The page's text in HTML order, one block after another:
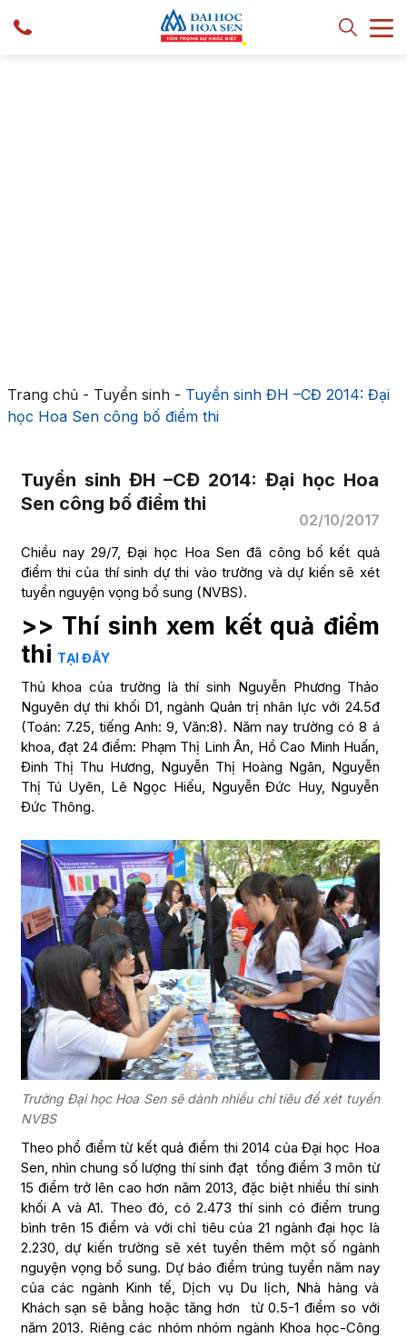
Trang chủ- Tuyển sinh- Tuyển sinh ĐH –CĐ 2014: Đại
học Hoa Sen công bố điểm thi
Tuyển sinh ĐH –CĐ 2014: Đại học Hoa
Sen công bố điểm thi
02/10/2017
Chiều nay 29/7, Đại học Hoa Sen đã công bố kết quả
điểm thi của thí sinh dự thi vào trường và dự kiến sẽ xét
tuyển nguyện vọng bổ sung (NVBS).
>> Thí sinh xem kết quả điểm
thi TẠI ĐÂY
Thủ khoa của trường là thí sinh Nguyễn Phương Thảo
Nguyên dự thi khối D1, ngành Quản trị nhân lực với 24.5đ
(Toán: 7.25, tiếng Anh: 9, Văn:8). Năm nay trường có 8 á
khoa, đạt 24 điểm: Phạm Thị Linh Ân, Hồ Cao Minh Huấn,
Đinh Thị Thu Hương, Nguyễn Thị Hoàng Ngân, Nguyễn
Thị Tú Uyên, Lê Ngọc Hiếu, Nguyễn Đức Huy, Nguyễn
Đức Thông.
Trường Đại học Hoa Sen sẽ dành nhiều chỉ tiêu để xét tuyển
NVBS
Theo phổ điểm từ kết quả điểm thi 2014 của Đại học Hoa
Sen, nhìn chung số lượng thí sinh đạt tổng điểm 3 môn từ
15 điểm trở lên cao hơn năm 2013, đặc biệt nhiều thí sinh
khối A và A1. Theo đó, có 2.473 thí sinh có điểm trung
bình trên 15 điểm và với chỉ tiêu của 21 ngành đại học là
2.230, dự kiến trường sẽ xét tuyển thêm một số ngành
nguyện vọng bổ sung. Dự báo điểm trúng tuyển năm nay
của các ngành Kinh tế, Dịch vụ Du lịch, Nhà hàng và
Khách sạn sẽ bằng hoặc tăng hơn từ 0.5-1 điểm so với
năm 2013. Riêng các nhóm nhóm ngành Khoa học-Công